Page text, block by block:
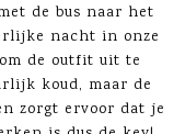
de bus naar het
nacht in onze
de outfit uit te
koud, maar de
zorgt ervoor dat je